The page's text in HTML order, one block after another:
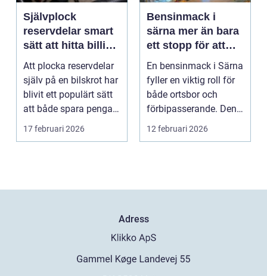
Självplock
reservdelar smart
sätt att hitta billiga
bildelar
Att plocka reservdelar
själv på en bilskrot har
blivit ett populärt sätt
att både spara pengar
och g...
17 februari 2026
Bensinmack i
särna mer än bara
ett stopp för att
tanka
En bensinmack i Särna
fyller en viktig roll för
både ortsbor och
förbipasserande. Den
fungerar som e...
12 februari 2026
Adress